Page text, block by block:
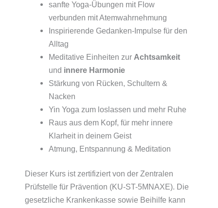
sanfte Yoga-Übungen mit Flow
verbunden mit Atemwahrnehmung
Inspirierende Gedanken-Impulse für den
Alltag
Meditative Einheiten zur Achtsamkeit
und innere Harmonie
Stärkung von Rücken, Schultern &
Nacken
Yin Yoga zum loslassen und mehr Ruhe
Raus aus dem Kopf, für mehr innere
Klarheit in deinem Geist
Atmung, Entspannung & Meditation
Dieser Kurs ist zertifiziert von der Zentralen
Prüfstelle für Prävention (KU-ST-5MNAXE). Die
gesetzliche Krankenkasse sowie Beihilfe kann